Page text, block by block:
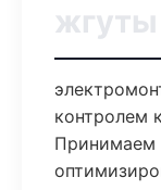
жгуты
контролем
Принимаем